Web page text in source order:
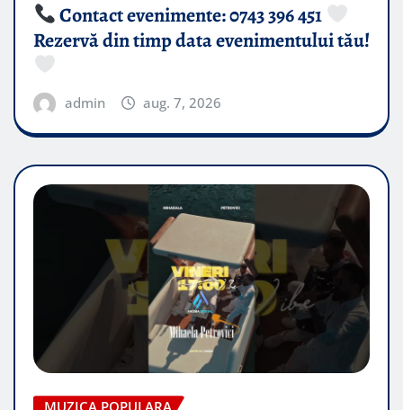
Contact evenimente: 0743 396 451
Rezervă din timp data evenimentului tău!
admin aug. 7, 2026